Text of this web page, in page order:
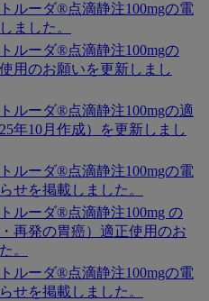
ルーダ®点滴静注100mgの電
ました。
ルーダ®点滴静注100mgの
用のお願いを更新しまし
ルーダ®点滴静注100mgの適
年10月作成）を更新しまし
ルーダ®点滴静注100mgの電
せを掲載しました。
ルーダ®点滴静注100mg の
再発の胃癌）適正使用のお
。
ルーダ®点滴静注100mgの電
せを掲載しました。